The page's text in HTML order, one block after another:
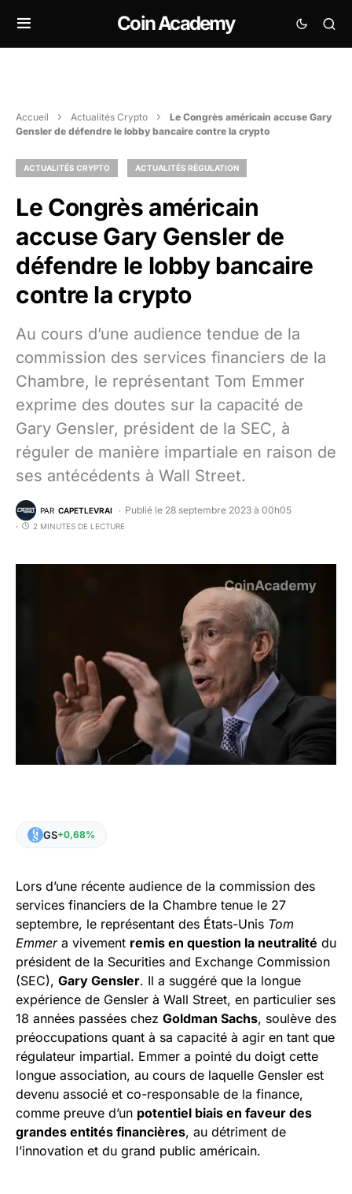
Coin Academy
Accueil Actualités Crypto
Le Congrès américain accuse Gary
Gensler de défendre le lobby bancaire contre la crypto
ACTUALITÉS CRYPTO ACTUALITÉS RÉGULATION
Le Congrès américain
accuse Gary Gensler de
défendre le lobby bancaire
contre la crypto
Au cours d’une audience tendue de la
commission des services financiers de la
Chambre, le représentant Tom Emmer
exprime des doutes sur la capacité de
Gary Gensler, président de la SEC, à
réguler de manière impartiale en raison de
ses antécédents à Wall Street.
PAR CAPETLEVRAI Publié le 28 septembre 2023 à 00h05
2 MINUTES DE LECTURE
GS+0,68%
Lors d’une récente audience de la commission des
services financiers de la Chambre tenue le 27
septembre, le représentant des États-Unis Tom
Emmera vivement remis en question la neutralité du
président de la Securities and Exchange Commission
(SEC), Gary Gensler. Il a suggéré que la longue
expérience de Gensler à Wall Street, en particulier ses
18 années passées chez Goldman Sachs, soulève des
préoccupations quant à sa capacité à agir en tant que
régulateur impartial. Emmer a pointé du doigt cette
longue association, au cours de laquelle Gensler est
devenu associé et co-responsable de la finance,
comme preuve d’un potentiel biais en faveur des
grandes entités financières, au détriment de
l’innovation et du grand public américain.